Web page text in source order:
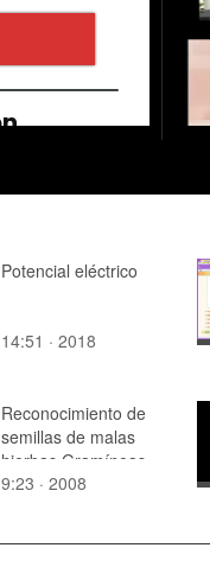
Potencial eléctrico
14:51 · 2018
Reconocimiento de
semillas de malas
hierbas Gramíneas
9:23 · 2008